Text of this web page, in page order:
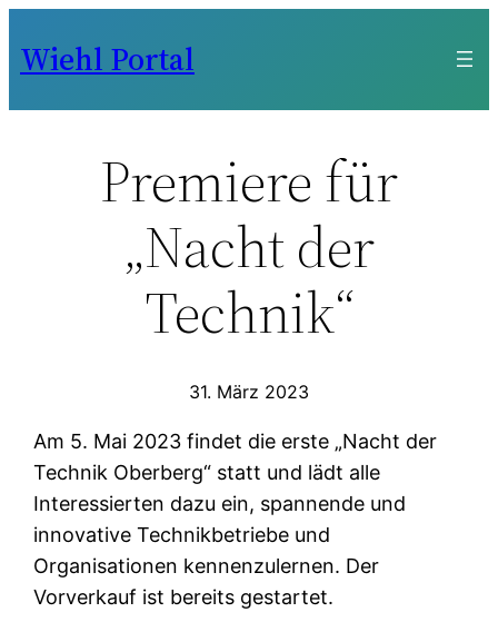
Inhalt
Wiehl Portal
Premiere für
„Nacht der
Technik“
31. März 2023
Am 5. Mai 2023 findet die erste „Nacht der
Technik Oberberg“ statt und lädt alle
Interessierten dazu ein, spannende und
innovative Technikbetriebe und
Organisationen kennenzulernen. Der
Vorverkauf ist bereits gestartet.